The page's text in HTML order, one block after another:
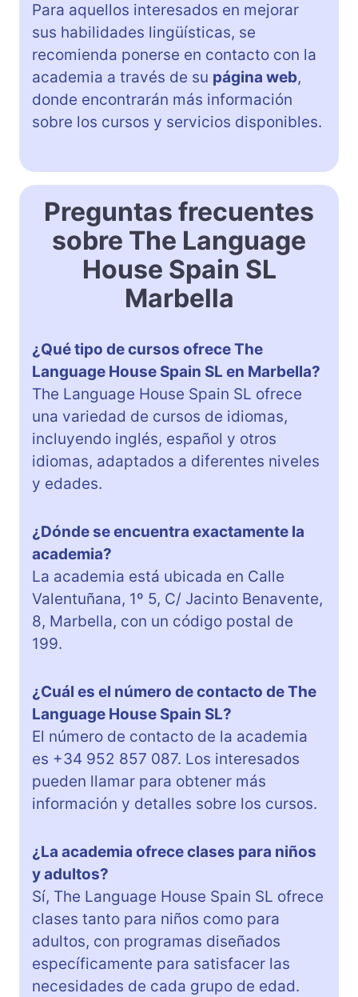
Para aquellos interesados en mejorar
sus habilidades lingüísticas, se
recomienda ponerse en contacto con la
academia a través de su página web,
donde encontrarán más información
sobre los cursos y servicios disponibles.
Preguntas frecuentes
sobre The Language
House Spain SL
Marbella
¿Qué tipo de cursos ofrece The
Language House Spain SL en Marbella?
The Language House Spain SL ofrece
una variedad de cursos de idiomas,
incluyendo inglés, español y otros
idiomas, adaptados a diferentes niveles
y edades.
¿Dónde se encuentra exactamente la
academia?
La academia está ubicada en Calle
Valentuñana, 1º 5, C/ Jacinto Benavente,
8, Marbella, con un código postal de
199.
¿Cuál es el número de contacto de The
Language House Spain SL?
El número de contacto de la academia
es +34 952 857 087. Los interesados
pueden llamar para obtener más
información y detalles sobre los cursos.
¿La academia ofrece clases para niños
y adultos?
Sí, The Language House Spain SL ofrece
clases tanto para niños como para
adultos, con programas diseñados
específicamente para satisfacer las
necesidades de cada grupo de edad.